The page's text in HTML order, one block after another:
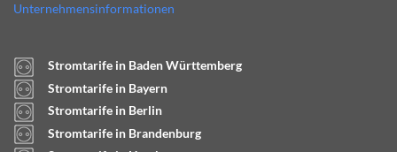
Unternehmensinformationen
Stromtarife in Baden Württemberg
Stromtarife in Bayern
Stromtarife in Berlin
Stromtarife in Brandenburg